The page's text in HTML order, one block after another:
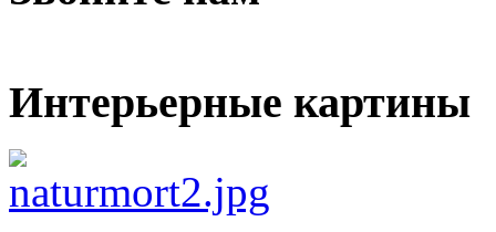
Интерьерные картины